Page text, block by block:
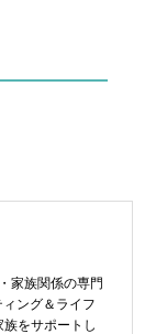
家族関係の専門
ング＆ライフ
をサポートし